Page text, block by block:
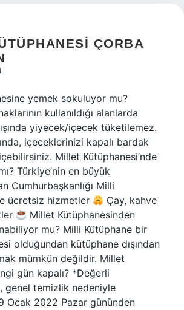
ÇORBA
yemek sokuluyor mu?
kullanıldığı alanlarda
yiyecek/içecek tüketilemez.
içeceklerinizi kapalı bardak
Millet Kütüphanesi’nde
Türkiye’nin en büyük
Cumhurbaşkanlığı Milli
ücretsiz hizmetler
Çay, kahve
Millet Kütüphanesinden
mu? Milli Kütüphane bir
olduğundan kütüphane dışından
mümkün değildir. Millet
gün kapalı? *Değerli
genel temizlik nedeniyle
Ocak 2022 Pazar gününden